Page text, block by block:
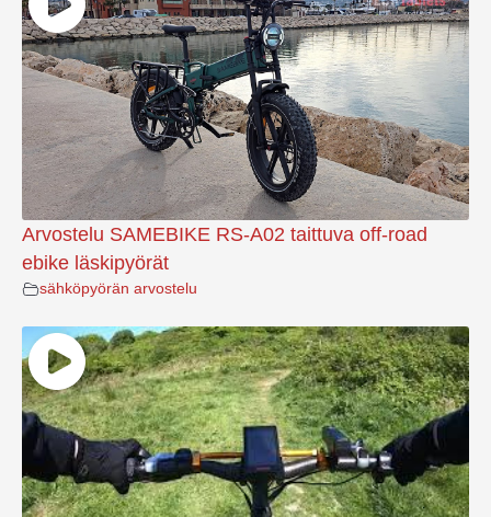
Arvostelu SAMEBIKE RS-A02 taittuva off-road
ebike läskipyörät
sähköpyörän arvostelu